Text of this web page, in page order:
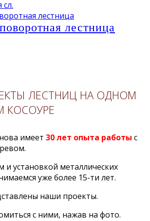
сл.
лестница
ЛЕСТНИЦ НА ОДНОМ
КОСОУРЕ
имеет 30 лет опыта работы с
и установкой металлических
уже более 15-ти лет.
наши проекты.
с ними, нажав на фото.